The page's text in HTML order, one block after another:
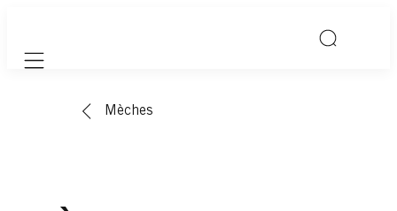
Mobile navigation
Mèches